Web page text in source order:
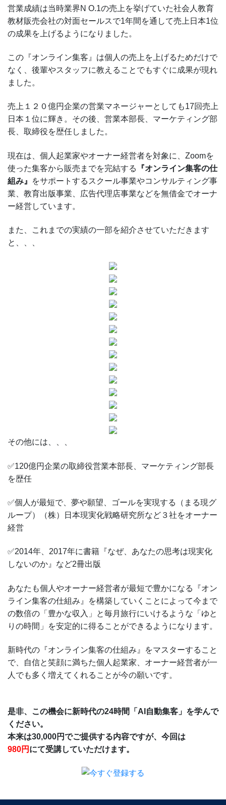
営業成績は当時業界N O.1の売上を挙げていた社会人教育
教材販売会社の対面セールスで1年間を通して売上日本1位
の成果を上げるようになりました。
この『オンライン集客』は個人の売上を上げるためだけで
なく、後輩やスタッフに教えることでもすぐに成果が現れ
ました。
売上１２０億円企業の営業マネージャーとしても17回売上
日本１位に輝き。その後、営業本部長、マーケティング部
長、取締役を歴任しました。
現在は、個人起業家やオーナー経営者を対象に、Zoomを
使った集客から販売までを完結する
『オンライン集客の仕
組み』
をサポートするスクール事業やコンサルティング事
業、教育出版事業、広告代理店事業などを無借金でオーナ
ー経営しています。
また、これまでの実績の一部を紹介させていただきます
と、、、
その他には、、、
✅120億円企業の取締役営業本部長、マーケティング部長
を歴任
✅個人が最短で、夢や願望、ゴールを実現する（まる現グ
ループ）（株）日本現実化戦略研究所など３社をオーナー
経営
✅2014年、2017年に書籍『なぜ、あなたの思考は現実化
しないのか』など2冊出版
あなたも個人やオーナー経営者が最短で豊かになる『オン
ライン集客の仕組み』を構築していくことによって今まで
の数倍の「豊かな収入」と毎月旅行にいけるような「ゆと
りの時間」を安定的に得ることができるようになります。
新時代の『オンライン集客の仕組み』をマスターすること
で、自信と笑顔に満ちた個人起業家、オーナー経営者が一
人でも多く増えてくれることが今の願いです。
是非、この機会に新時代の24時間「AI自動集客」を学んで
ください。
本来は30,000円でご提供する内容ですが、今回は
980円 にて受講していただけます。